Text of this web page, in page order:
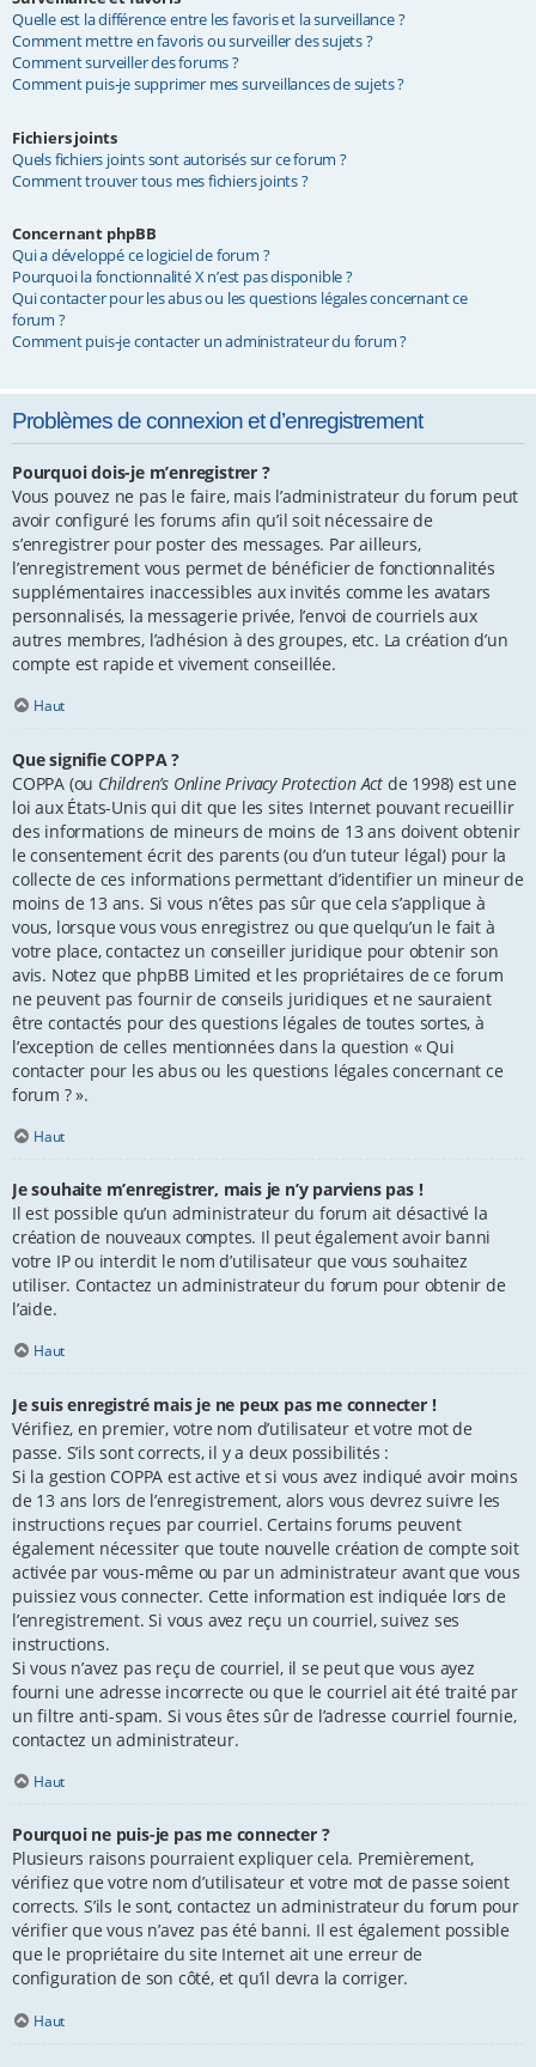
Quelle est la différence entre les favoris et la surveillance ?
Comment mettre en favoris ou surveiller des sujets ?
Comment surveiller des forums ?
Comment puis-je supprimer mes surveillances de sujets ?
Fichiers joints
Quels fichiers joints sont autorisés sur ce forum ?
Comment trouver tous mes fichiers joints ?
Concernant phpBB
Qui a développé ce logiciel de forum ?
Pourquoi la fonctionnalité X n’est pas disponible ?
Qui contacter pour les abus ou les questions légales concernant ce
forum ?
Comment puis-je contacter un administrateur du forum ?
Problèmes de connexion et d’enregistrement
Pourquoi dois-je m’enregistrer ?
Vous pouvez ne pas le faire, mais l’administrateur du forum peut
avoir configuré les forums afin qu’il soit nécessaire de
s’enregistrer pour poster des messages. Par ailleurs,
l’enregistrement vous permet de bénéficier de fonctionnalités
supplémentaires inaccessibles aux invités comme les avatars
personnalisés, la messagerie privée, l’envoi de courriels aux
autres membres, l’adhésion à des groupes, etc. La création d’un
compte est rapide et vivement conseillée.
Haut
Que signifie COPPA ?
COPPA (ou Children’s Online Privacy Protection Act de 1998) est une
loi aux États-Unis qui dit que les sites Internet pouvant recueillir
des informations de mineurs de moins de 13 ans doivent obtenir
le consentement écrit des parents (ou d’un tuteur légal) pour la
collecte de ces informations permettant d’identifier un mineur de
moins de 13 ans. Si vous n’êtes pas sûr que cela s’applique à
vous, lorsque vous vous enregistrez ou que quelqu’un le fait à
votre place, contactez un conseiller juridique pour obtenir son
avis. Notez que phpBB Limited et les propriétaires de ce forum
ne peuvent pas fournir de conseils juridiques et ne sauraient
être contactés pour des questions légales de toutes sortes, à
l’exception de celles mentionnées dans la question « Qui
contacter pour les abus ou les questions légales concernant ce
forum ? ».
Haut
Je souhaite m’enregistrer, mais je n’y parviens pas !
Il est possible qu’un administrateur du forum ait désactivé la
création de nouveaux comptes. Il peut également avoir banni
votre IP ou interdit le nom d’utilisateur que vous souhaitez
utiliser. Contactez un administrateur du forum pour obtenir de
l’aide.
Haut
Je suis enregistré mais je ne peux pas me connecter !
Vérifiez, en premier, votre nom d’utilisateur et votre mot de
passe. S’ils sont corrects, il y a deux possibilités :
Si la gestion COPPA est active et si vous avez indiqué avoir moins
de 13 ans lors de l’enregistrement, alors vous devrez suivre les
instructions reçues par courriel. Certains forums peuvent
également nécessiter que toute nouvelle création de compte soit
activée par vous-même ou par un administrateur avant que vous
puissiez vous connecter. Cette information est indiquée lors de
l’enregistrement. Si vous avez reçu un courriel, suivez ses
instructions.
Si vous n’avez pas reçu de courriel, il se peut que vous ayez
fourni une adresse incorrecte ou que le courriel ait été traité par
un filtre anti-spam. Si vous êtes sûr de l’adresse courriel fournie,
contactez un administrateur.
Haut
Pourquoi ne puis-je pas me connecter ?
Plusieurs raisons pourraient expliquer cela. Premièrement,
vérifiez que votre nom d’utilisateur et votre mot de passe soient
corrects. S’ils le sont, contactez un administrateur du forum pour
vérifier que vous n’avez pas été banni. Il est également possible
que le propriétaire du site Internet ait une erreur de
configuration de son côté, et qu’il devra la corriger.
Haut